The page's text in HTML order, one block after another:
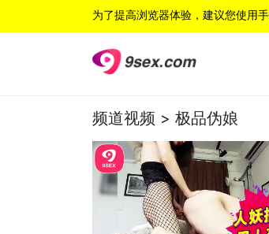
为了提高浏览器体验，建议您使用
频道视频 > 极品伪娘